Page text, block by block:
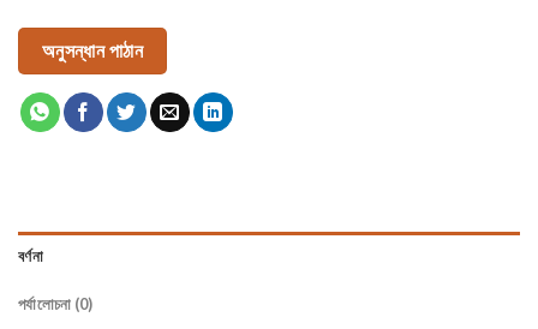
অনুসন্ধান পাঠান
বর্ণনা
পর্যালোচনা (0)